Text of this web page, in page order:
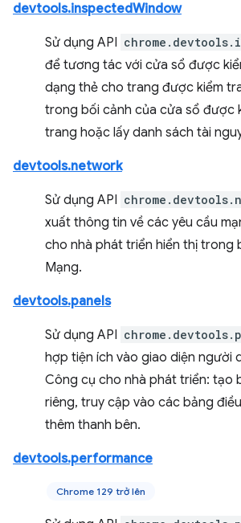
devtools.inspectedWindow
Sử dụng API
để tương tác với cửa sổ được
dạng thẻ cho trang được kiểm
trong bối cảnh của cửa sổ được
trang hoặc lấy danh sách tài
devtools.network
Sử dụng API
xuất thông tin về các yêu cầu
cho nhà phát triển hiển thị trong
Mạng.
devtools.panels
Sử dụng API
hợp tiện ích vào giao diện người
Công cụ cho nhà phát triển: tạo
riêng, truy cập vào các bảng
thêm thanh bên.
devtools.performance
Chrome 129 trở lên